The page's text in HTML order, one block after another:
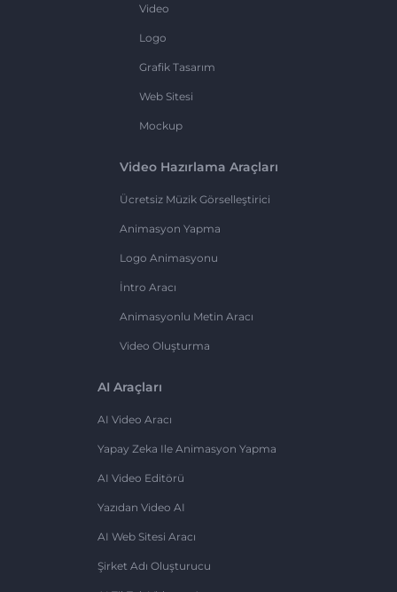
Video
Logo
Grafik Tasarım
Web Sitesi
Mockup
Video Hazırlama Araçları
Ücretsiz Müzik Görselleştirici
Animasyon Yapma
Logo Animasyonu
İntro Aracı
Animasyonlu Metin Aracı
Video Oluşturma
AI Araçları
AI Video Aracı
Yapay Zeka Ile Animasyon Yapma
AI Video Editörü
Yazıdan Video AI
AI Web Sitesi Aracı
Şirket Adı Oluşturucu